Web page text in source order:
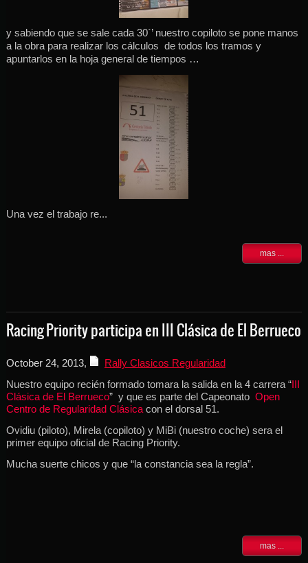
y sabiendo que se sale cada 30`’ nuestro copiloto se pone manos
a la obra para realizar los cálculos de todos los tramos y
apuntarlos en la hoja general de tiempos …
Una vez el trabajo re...
mas ...
Racing Priority participa en III Clásica de El Berrueco
October 24, 2013,
Rally Clasicos Regularidad
Nuestro equipo recién formado tomara la salida en la 4 carrera “III
Clásica de El Berrueco” y que es parte del Capeonato Open
Centro de Regularidad Clásicacon el dorsal 51.
Ovidiu (piloto), Mirela (copiloto) y MiBi (nuestro coche) sera el
primer equipo oficial de Racing Priority.
Mucha suerte chicos y que “la constancia sea la regla”.
mas ...